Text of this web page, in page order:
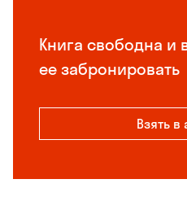
Книга свободна и
ее забронировать
Взять в